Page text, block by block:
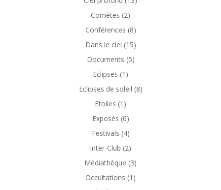
Comètes (2)
Conférences (8)
Dans le ciel (15)
Documents (5)
Eclipses (1)
Eclipses de soleil (8)
Etoiles (1)
Exposés (6)
Festivals (4)
Inter-Club (2)
Médiathèque (3)
Occultations (1)